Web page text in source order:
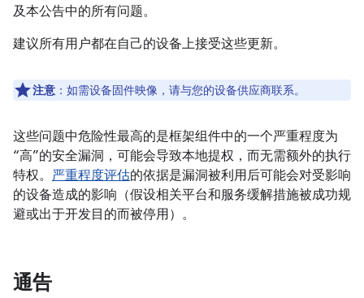
及本公告中的所有问题。
建议所有用户都在自己的设备上接受这些更新。
注意 ：如需设备固件映像，请与您的设备供应商联系。
这些问题中危险性最高的是框架组件中的一个严重程度为
“高”的安全漏洞，可能会导致本地提权，而无需额外的执行
特权。 严重程度评估的依据是漏洞被利用后可能会对受影响
的设备造成的影响（假设相关平台和服务缓解措施被成功规
避或出于开发目的而被停用）。
通告